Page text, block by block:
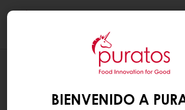
BIENVENIDO A